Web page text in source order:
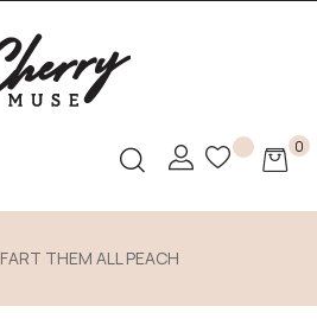
0
FART THEM ALL PEACH